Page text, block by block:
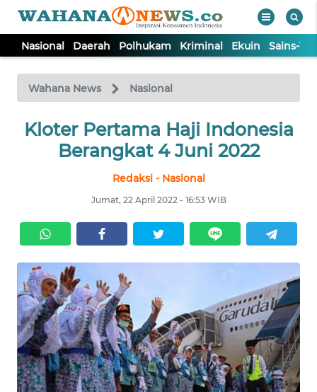
Nasional Daerah Polhukam Kriminal Ekuin Sains-
Wahana News Nasional
Kloter Pertama Haji Indonesia
Berangkat 4 Juni 2022
Redaksi - Nasional
Jumat, 22 April 2022 - 16:53 WIB
TV
Tutup
NASIONAL
KRIMINAL
EKUIN
SAINS-TEKNO
KESEHATAN